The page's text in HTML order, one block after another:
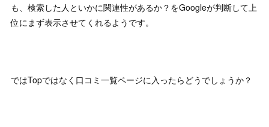
も、検索した人といかに関連性があるか？をGoogleが判断して上
位にまず表示させてくれるようです。
ではTopではなく口コミ一覧ページに入ったらどうでしょうか？